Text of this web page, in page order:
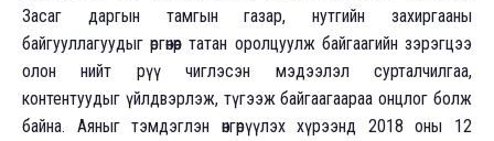
Засаг даргын тамгын газар, нутгийн захиргааны
байгууллагуудыг өргөнөөр татан оролцуулж байгаагийн зэрэгцээ
олон нийт рүү чиглэсэн мэдээлэл сурталчилгаа,
контентуудыг үйлдвэрлэж, түгээж байгаагаараа онцлог болж
байна. Аяныг тэмдэглэн өнгөрүүлэх хүрээнд 2018 оны 12